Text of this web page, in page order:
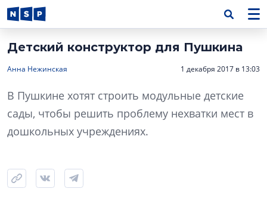
Детский конструктор для Пушкина
Анна Нежинская 1 декабря 2017 в 13:03
В Пушкине хотят строить модульные детские
сады, чтобы решить проблему нехватки мест в
дошкольных учреждениях.